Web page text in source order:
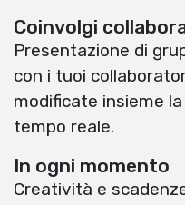
Coinvolgi
Presentazione di
con i tuoi
modificate insieme
tempo reale.
In ogni momento
Creatività e